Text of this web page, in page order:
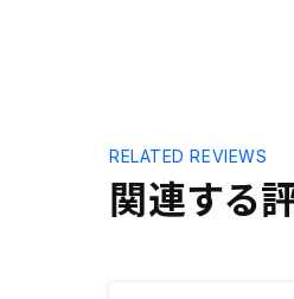
関連する
RELATED REVIEWS